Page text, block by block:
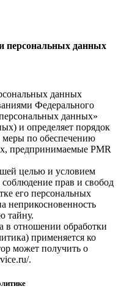
персональных данных
данных
Федерального
данных»
и определяет порядок
меры по обеспечению
предпринимаемые PMR
целью и условием
соблюдение прав и свобод
его персональных
неприкосновенность
тайну.
в отношении обработки
применяется ко
может получить о
.